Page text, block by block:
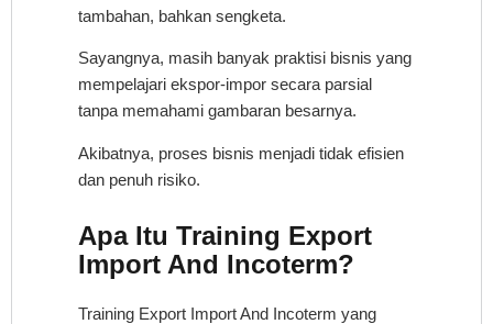
tambahan, bahkan sengketa.
Sayangnya, masih banyak praktisi bisnis yang
mempelajari ekspor-impor secara parsial
tanpa memahami gambaran besarnya.
Akibatnya, proses bisnis menjadi tidak efisien
dan penuh risiko.
Apa Itu Training Export
Import And Incoterm?
Training Export Import And Incoterm yang